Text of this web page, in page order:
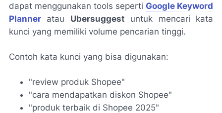
dapat menggunakan tools seperti Google Keyword
Planner atau Ubersuggest untuk mencari kata
kunci yang memiliki volume pencarian tinggi.
Contoh kata kunci yang bisa digunakan:
"review produk Shopee"
"cara mendapatkan diskon Shopee"
"produk terbaik di Shopee 2025"